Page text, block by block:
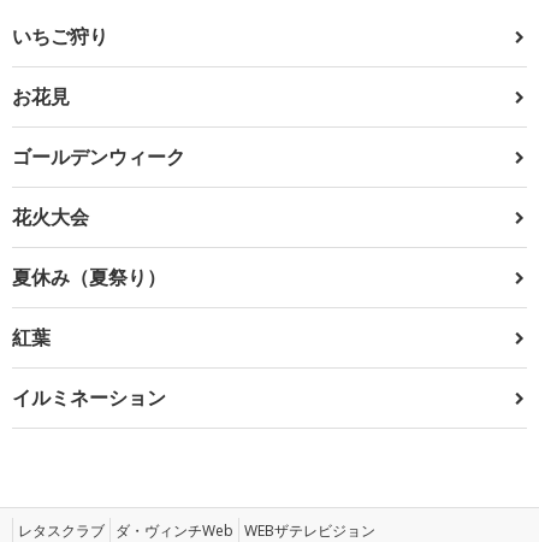
いちご狩り
お花見
ゴールデンウィーク
花火大会
夏休み（夏祭り）
紅葉
イルミネーション
レタスクラブ ダ・ヴィンチWeb WEBザテレビジョン